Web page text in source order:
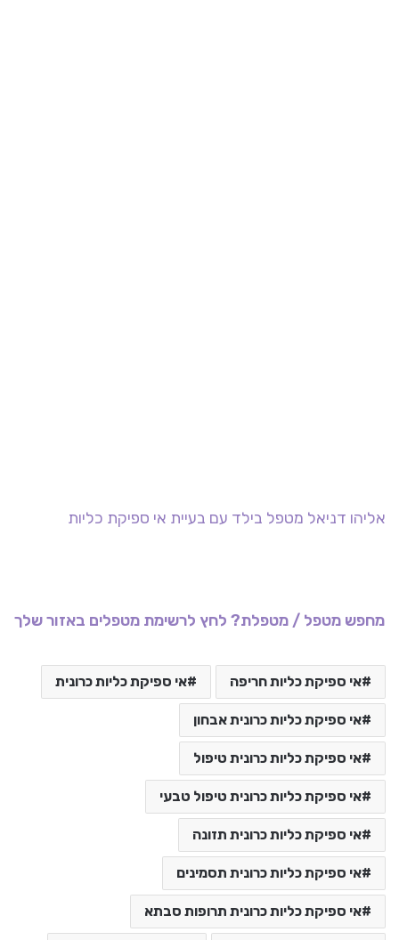
אליהו דניאל מטפל בילד עם בעיית אי ספיקת כליות
מחפש מטפל / מטפלת? לחץ לרשימת מטפלים באזור שלך
אי ספיקת כליות חריפה אי ספיקת כליות כרונית
אי ספיקת כליות כרונית אבחון
אי ספיקת כליות כרונית טיפול
אי ספיקת כליות כרונית טיפול טבעי
אי ספיקת כליות כרונית תזונה
אי ספיקת כליות כרונית תסמינים
אי ספיקת כליות כרונית תרופות סבתא